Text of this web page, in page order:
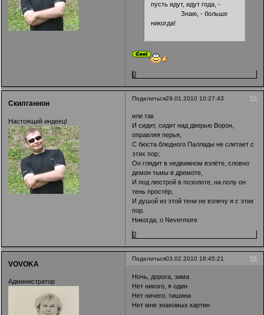
пусть идут, идут года, -
Знаю, - больше
никогда!
0
Поделиться 55
29.01.2010 10:27:43
Скилганнон
Настоящий индеец!
или так
И сидит, сидит над дверью Ворон,
оправляя перья,
С бюста бледного Паллады не слетает с
этих пор;
Он глядит в недвижном взлёте, словно
демон тьмы в дремоте,
И под люстрой в позолоте, на полу он
тень простёр,
И душой из этой тени не взлечу я с этих
пор.
Никогда, о Nevermore
0
Поделиться 56
03.02.2010 18:45:21
VOVOKA
Администратор
Ночь, дорога, зима
Нет никого, я один
Нет ничего, тишина
Нет мне знакомых картин